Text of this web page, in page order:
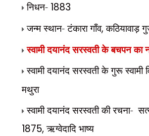
निधन- 1883
जन्म स्थान- टंकारा गाँव,कठियावाड़
स्वामी दयानंद सरस्वती के बचपन का
स्वामी दयानंद सरस्वती के गुरू स्वामी
मथुरा
स्वामी दयानंद सरस्वती की रचना-
1875,ऋग्वेदादि भाष्य